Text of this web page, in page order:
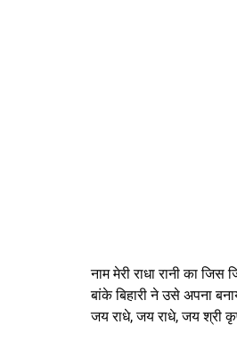
नाम मेरी राधा रानी का जिस
बांके बिहारी ने उसे अपना
जय राधे, जय राधे, जय श्री